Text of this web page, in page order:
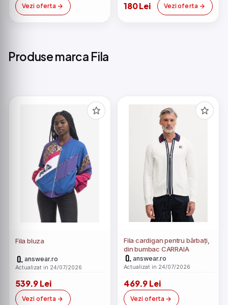
Vezi oferta 180 Lei Vezi oferta
Produse marca Fila
Fila bluza
answear.ro
Actualizat in 24/07/2026
539.9 Lei
Vezi oferta
Fila cardigan pentru bărbați,
din bumbac CARRAIA
answear.ro
Actualizat in 24/07/2026
469.9 Lei
Vezi oferta